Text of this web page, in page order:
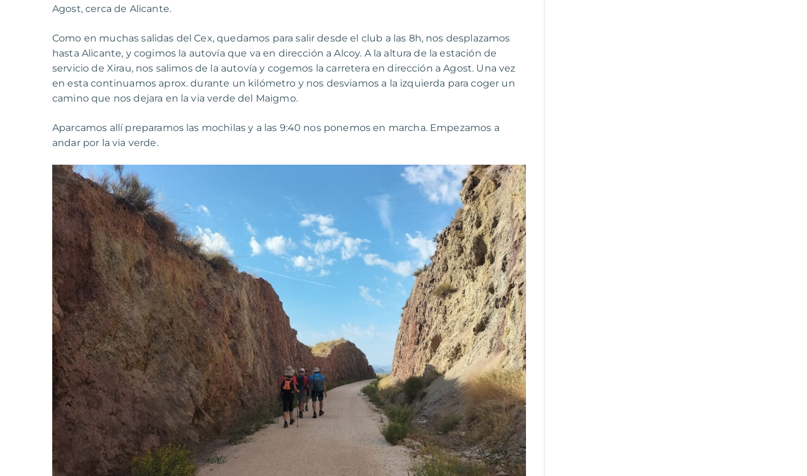
Agost, cerca de Alicante.
Como en muchas salidas del Cex, quedamos para salir desde el club a las 8h, nos desplazamos
hasta Alicante, y cogimos la autovía que va en dirección a Alcoy. A la altura de la estación de
servicio de Xirau, nos salimos de la autovía y cogemos la carretera en dirección a Agost. Una vez
en esta continuamos aprox. durante un kilómetro y nos desviamos a la izquierda para coger un
camino que nos dejara en la via verde del Maigmo.
Aparcamos allí preparamos las mochilas y a las 9:40 nos ponemos en marcha. Empezamos a
andar por la via verde.